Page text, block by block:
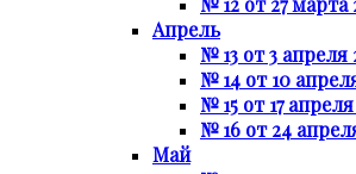
Апрель
№ 13 от 3 апреля
№ 14 от 10
№ 15 от 17 апреля
№ 16 от 24
Май